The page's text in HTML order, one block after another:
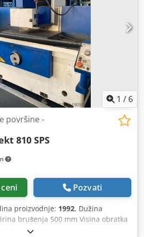
ваљка путем ручни точкови,
руке, врло добро стање
1 / 6
površine -
810 SPS
Pozvati
proizvodnje: 1992, Dužina
brušenja 500 mm Visina obratka
800 x 400 mm Brzina stola 1 - 25